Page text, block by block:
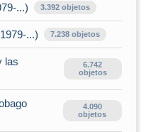
...) 3.392 objetos
...) 7.238 objetos
las
6.742
objetos
4.090
objetos